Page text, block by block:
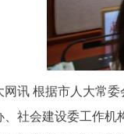
根据市人大常委
社会建设委工作机